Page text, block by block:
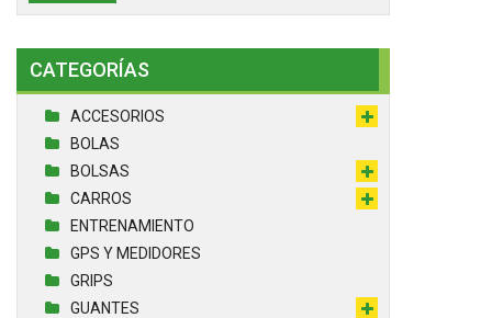
CATEGORÍAS
ACCESORIOS
BOLAS
BOLSAS
CARROS
ENTRENAMIENTO
GPS Y MEDIDORES
GRIPS
GUANTES